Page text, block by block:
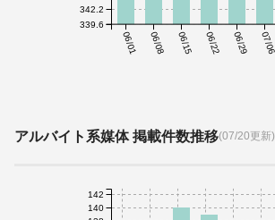
06/01 06/08 06/15 06/22 06/29 07/06
339.6
342.2
アルバイト系媒体 掲載件数推移(07/20更新)
140
142